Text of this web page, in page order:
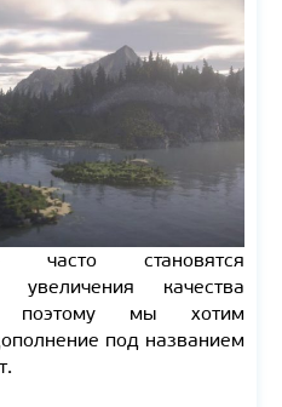
часто становятся
увеличения качества
поэтому мы хотим
под названием